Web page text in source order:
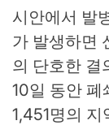
시안에서 발
가 발생하면
의 단호한 결
10일 동안 폐
1,451명의